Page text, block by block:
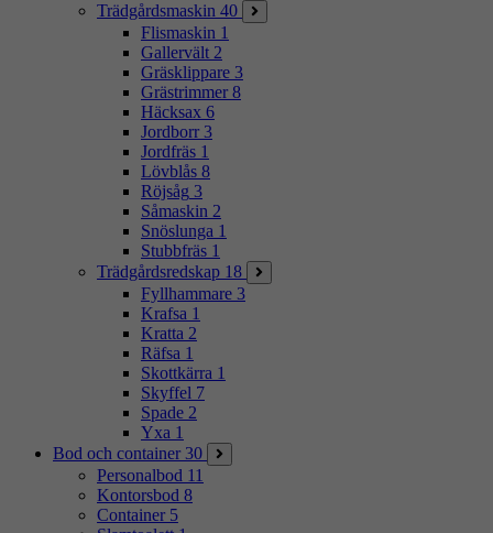
Trädgårdsmaskin 40
Flismaskin 1
Gallervält 2
Gräsklippare 3
Grästrimmer 8
Häcksax 6
Jordborr 3
Jordfräs 1
Lövblås 8
Röjsåg 3
Såmaskin 2
Snöslunga 1
Stubbfräs 1
Trädgårdsredskap 18
Fyllhammare 3
Krafsa 1
Kratta 2
Räfsa 1
Skottkärra 1
Skyffel 7
Spade 2
Yxa 1
Bod och container 30
Personalbod 11
Kontorsbod 8
Container 5